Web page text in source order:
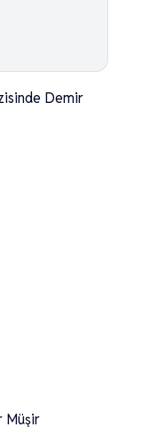
Demir
Müşir